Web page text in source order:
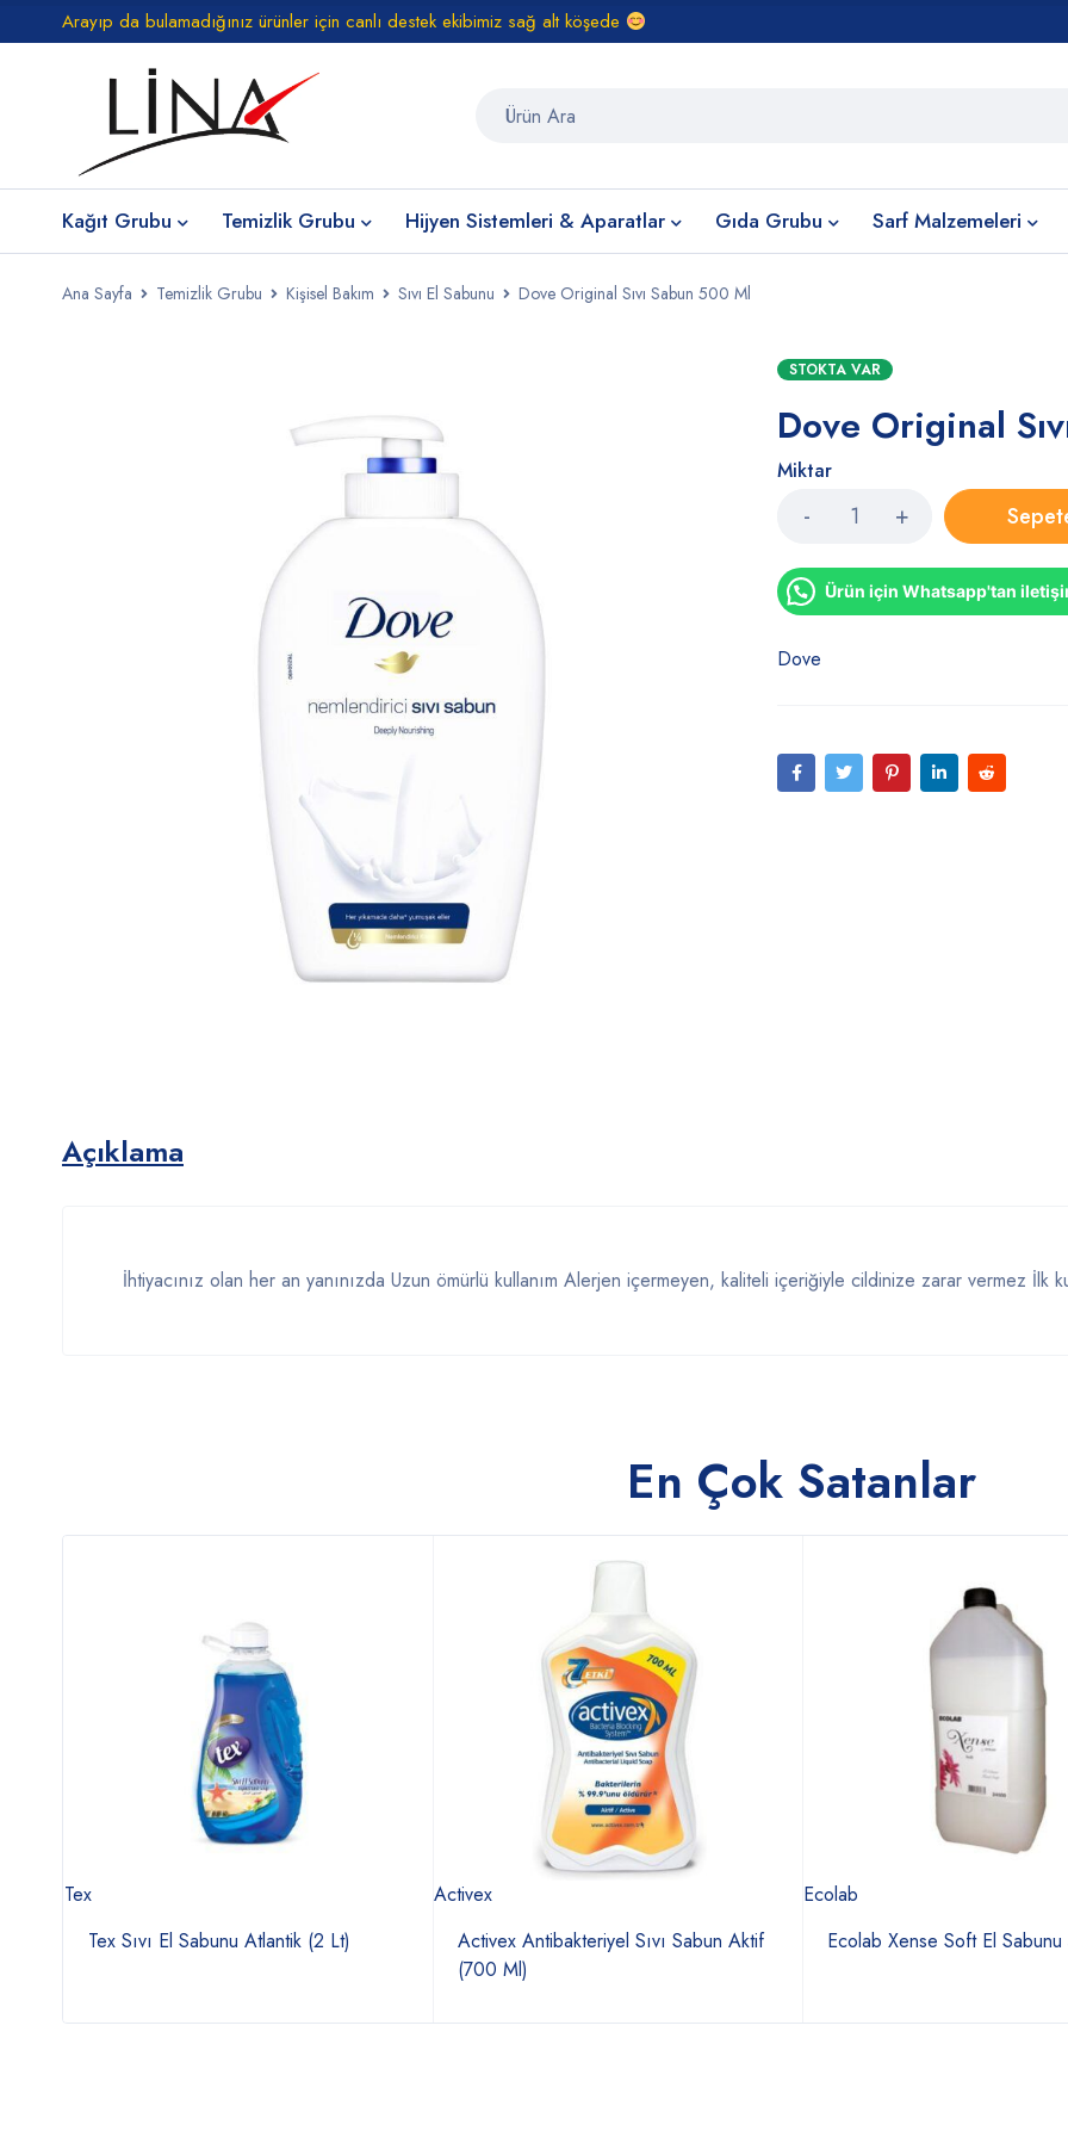
Arayıp da bulamadığınız ürünler için canlı destek ekibimiz sağ alt köşede
Kağıt Grubu Temizlik Grubu Hijyen Sistemleri & Aparatlar Gıda Grubu Sarf Malzemeleri
Ana Sayfa Temizlik Grubu Kişisel Bakım Sıvı El Sabunu Dove Original Sıvı Sabun 500 Ml
STOKTA VAR
Dove Original
Miktar
Ürün için Whatsapp'tan
Dove
Açıklama
İhtiyacınız olan her an yanınızda Uzun ömürlü kullanım Alerjen içermeyen, kaliteli içeriğiyle cildinize zarar vermez İlk
En Çok Satanlar
Tex
Tex Sıvı El Sabunu Atlantik (2 Lt)
Activex
Activex Antibakteriyel Sıvı Sabun Aktif
(700 Ml)
Ecolab
Ecolab Xense Soft El